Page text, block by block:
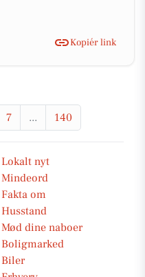
Kopiér link
7 ... 140
Lokalt nyt
Mindeord
Fakta om
Husstand
Mød dine naboer
Boligmarked
Biler